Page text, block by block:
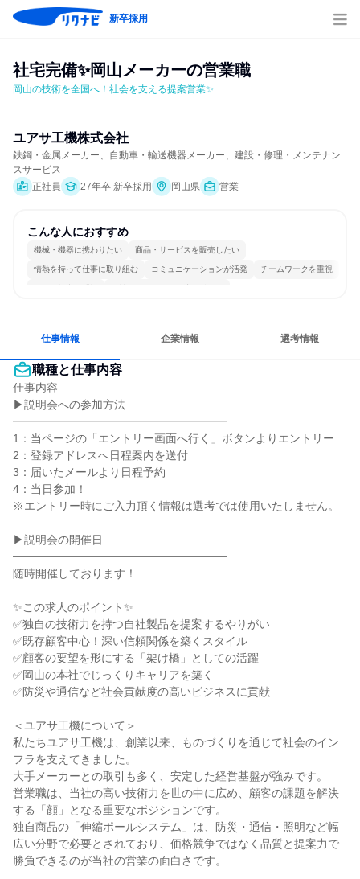
新卒採用
社宅完備✨岡山メーカーの営業職
岡山の技術を全国へ！社会を支える提案営業✨
ユアサ工機株式会社
鉄鋼・金属メーカー、自動車・輸送機器メーカー、建設・修理・メンテナン
スサービス
正社員
27年卒 新卒採用 岡山県 営業
こんな人におすすめ
機械・機器に携わりたい 商品・サービスを販売したい
情熱を持って仕事に取り組む コミュニケーションが活発 チームワークを重視
個人の能力を重視 女性が働きやすい環境で働ける
仕事情報 企業情報 選考情報
職種と仕事内容
仕事内容
▶説明会への参加方法
━━━━━━━━━━━━━━━━━━━
1：当ページの「エントリー画面へ行く」ボタンよりエントリー
2：登録アドレスへ日程案内を送付
3：届いたメールより日程予約
4：当日参加！
※エントリー時にご入力頂く情報は選考では使用いたしません。
▶説明会の開催日
━━━━━━━━━━━━━━━━━━━
随時開催しております！
✨この求人のポイント✨
✅独自の技術力を持つ自社製品を提案するやりがい
✅既存顧客中心！深い信頼関係を築くスタイル
✅顧客の要望を形にする「架け橋」としての活躍
✅岡山の本社でじっくりキャリアを築く
✅防災や通信など社会貢献度の高いビジネスに貢献
＜ユアサ工機について＞
私たちユアサ工機は、創業以来、ものづくりを通じて社会のイン
フラを支えてきました。
大手メーカーとの取引も多く、安定した経営基盤が強みです。
営業職は、当社の高い技術力を世の中に広め、顧客の課題を解決
する「顔」となる重要なポジションです。
独自商品の「伸縮ポールシステム」は、防災・通信・照明など幅
広い分野で必要とされており、価格競争ではなく品質と提案力で
勝負できるのが当社の営業の面白さです。